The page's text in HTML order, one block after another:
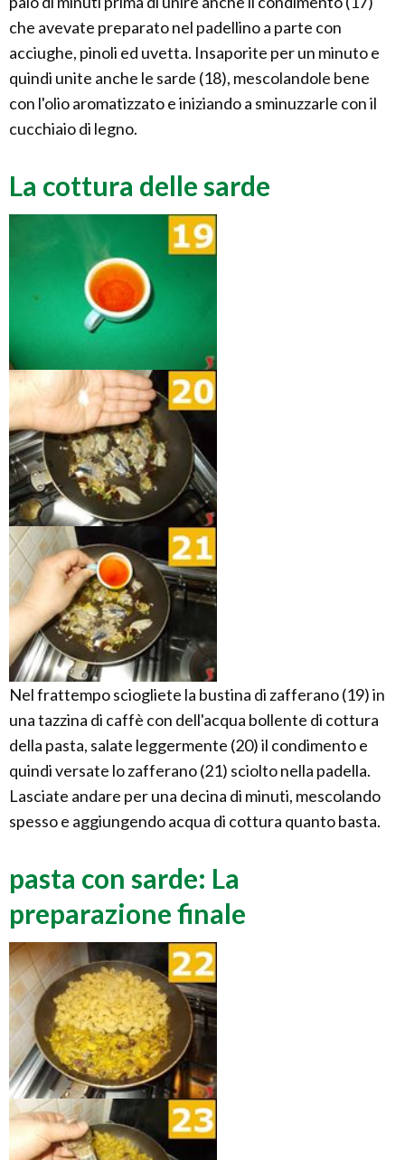
che avevate preparato nel padellino a parte con
acciughe, pinoli ed uvetta. Insaporite per un minuto e
quindi unite anche le sarde (18), mescolandole bene
con l'olio aromatizzato e iniziando a sminuzzarle con il
cucchiaio di legno.
La cottura delle sarde
Nel frattempo sciogliete la bustina di zafferano (19) in
una tazzina di caffè con dell'acqua bollente di cottura
della pasta, salate leggermente (20) il condimento e
quindi versate lo zafferano (21) sciolto nella padella.
Lasciate andare per una decina di minuti, mescolando
spesso e aggiungendo acqua di cottura quanto basta.
pasta con sarde: La
preparazione finale